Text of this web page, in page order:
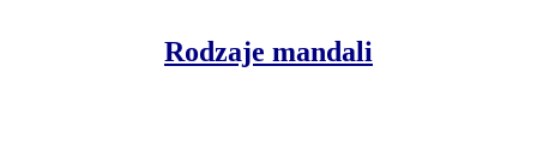
Rodzaje mandali